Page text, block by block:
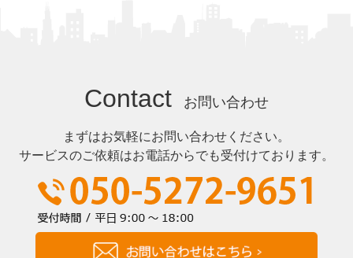
Contact お問い合わせ
まずはお気軽にお問い合わせください。
サービスのご依頼はお電話からでも受付けております。